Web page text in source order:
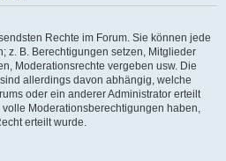
Rechte im Forum. Sie können jede
z. B. Berechtigungen setzen, Mitglieder
Moderationsrechte vergeben usw. Die
allerdings davon abhängig, welche
oder ein anderer Administrator erteilt
Moderationsberechtigungen haben,
erteilt wurde.